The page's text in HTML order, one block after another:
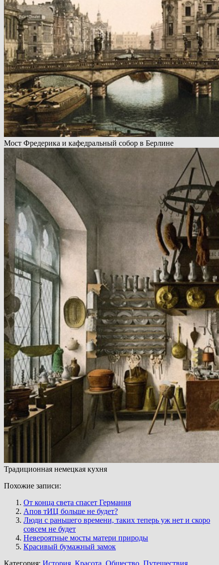
Мост Фредерика и кафедральный собор в Берлине
Традиционная немецкая кухня
Похожие записи:
От конца света спасет Германия
Апов тИЦ больше не будет?
Люди с раньшего времени, таких теперь уж нет и скоро
совсем не будет
Невероятные мосты матери природы
Красивый бумажный замок